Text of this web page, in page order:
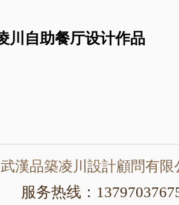
川自助餐厅设计作品
武漢品築凌川設計顧問有限
服务热线：